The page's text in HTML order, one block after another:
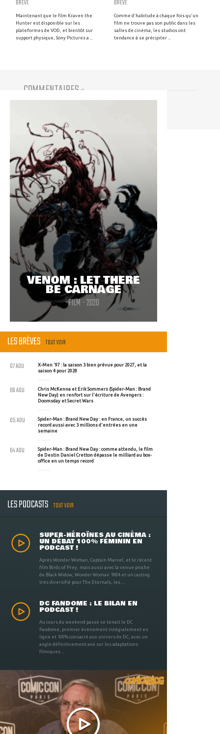
BRÈVE
Maintenant que le film Kraven the
Hunter est disponible sur les
plateformes de VOD, et bientôt sur
support physique, Sony Pictures a ...
BRÈVE
Comme d'habitude à chaque fois qu'un
film ne trouve pas son public dans les
salles de cinéma, les studios ont
tendance à se précipiter ...
COMMENTAIRES (0)
VENOM : LET THERE
BE CARNAGE
FILM - 2020
LES BRÈVES TOUT VOIR
X-Men '97 : la saison 3 bien prévue pour 2027, et la
saison 4 pour 2028
07 AOU
Chris McKenna et Erik Sommers (Spider-Man : Brand
New Day) en renfort sur l'écriture de Avengers :
Doomsday et Secret Wars
06 AOU
Spider-Man : Brand New Day : en France, un succès
record aussi avec 3 millions d'entrées en une
semaine
05 AOU
Spider-Man : Brand New Day : comme attendu, le film
de Destin Daniel Cretton dépasse le milliard au box-
office en un temps record
04 AOU
LES PODCASTS TOUT VOIR
SUPER-HÉROÏNES AU CINÉMA :
UN DÉBAT 100% FÉMININ EN
PODCAST !
Après Wonder Woman, Captain Marvel, et le récent
film Birds of Prey, mais aussi avec la venue proche
de Black Widow, Wonder Woman 1984 et un casting
très diversifié pour The Eternals, les ...
DC FANDOME : LE BILAN EN
PODCAST !
Au cours du weekend passé se tenait le DC
Fandome, premier évènement intégralement en
ligne et 100% consacré aux univers de DC, avec un
angle définitivement axé sur les adaptations
filmiques ...